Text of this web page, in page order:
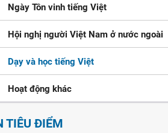
Ngày Tôn vinh tiếng Việt
Hội nghị người Việt Nam ở nước ngoài
Dạy và học tiếng Việt
Hoạt động khác
TIÊU ĐIỂM